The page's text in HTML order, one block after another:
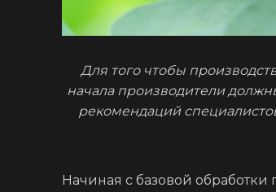
Для того чтобы
начала производители
рекомендаций
Начиная с базовой обработки